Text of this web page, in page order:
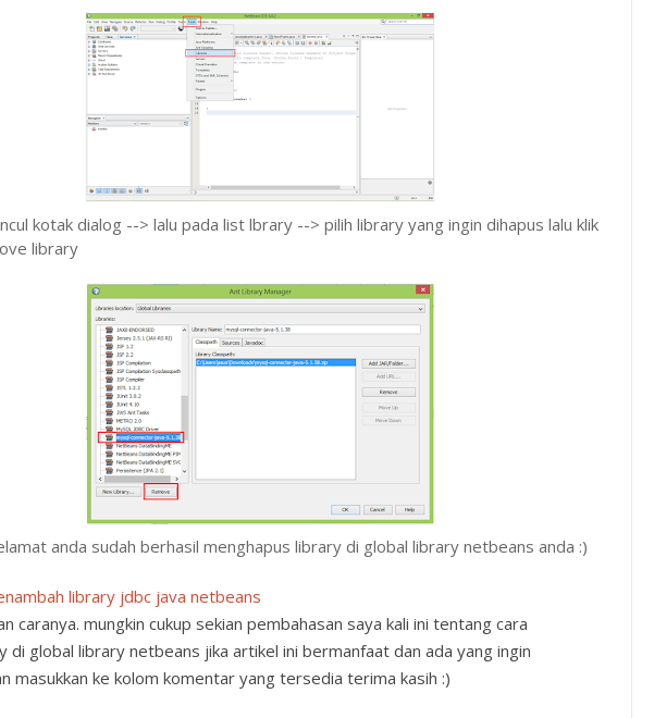
kotak dialog --> lalu pada list lbrary --> pilih library yang ingin dihapus lalu klik
library
anda sudah berhasil menghapus library di global library netbeans anda :)
library jdbc java netbeans
caranya. mungkin cukup sekian pembahasan saya kali ini tentang cara
di global library netbeans jika artikel ini bermanfaat dan ada yang ingin
masukkan ke kolom komentar yang tersedia terima kasih :)